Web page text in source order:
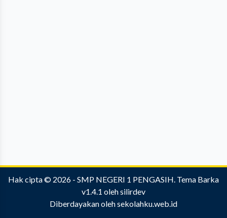
Hak cipta © 2026 - SMP NEGERI 1 PENGASIH. Tema Barka
v1.4.1 olehsilirdev
Diberdayakan olehsekolahku.web.id